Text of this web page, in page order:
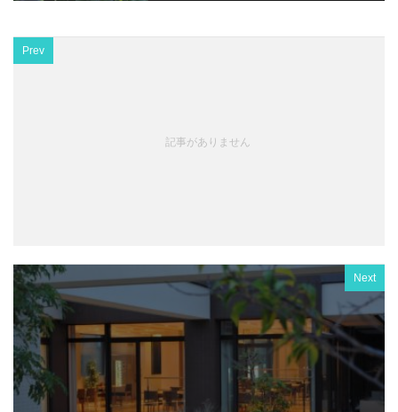
Prev
記事がありません
Next